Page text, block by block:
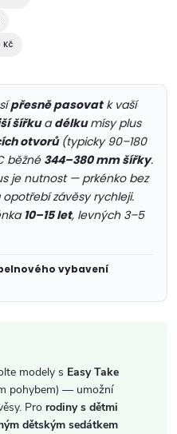
přesně pasovatk vaší
šířkuadélkumísy plus
otvorů(typicky 90–180
běžné 344–380 mm šířky.
je nutnost — prkénko bez
závěsy rychleji.
10–15 let, levných 3–5
vybavení
modely s Easy Take
pohybem) — umožní
Pro rodiny s dětmi
dětským sedátkem